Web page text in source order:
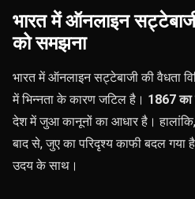
भारत में ऑनलाइन
को समझना
भारत में ऑनलाइन सट्टेबाजी की वैधता
में भिन्नता के कारण जटिल है। 1867 का
देश में जुआ कानूनों का आधार है।
बाद से, जुए का परिदृश्य काफी बदल गया
उदय के साथ।